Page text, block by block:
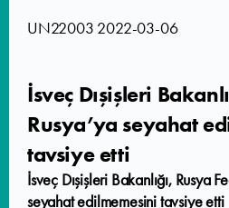
UN22003 2022-03-06
İsveç Dışişleri
Rusya’ya seyahat
tavsiye etti
İsveç Dışişleri Bakanlığı, Rusya
seyahat edilmemesini tavsiye etti